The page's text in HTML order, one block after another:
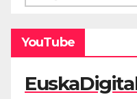
YouTube